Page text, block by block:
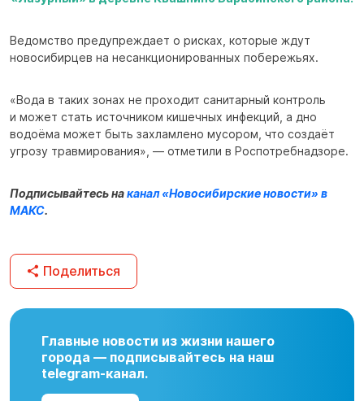
Ведомство предупреждает о рисках, которые ждут
новосибирцев на несанкционированных побережьях.
«Вода в таких зонах не проходит санитарный контроль
и может стать источником кишечных инфекций, а дно
водоёма может быть захламлено мусором, что создаёт
угрозу травмирования», — отметили в Роспотребнадзоре.
Подписывайтесь наканал «Новосибирские новости» в
МАКС.
Поделиться
Главные новости из жизни нашего
города — подписывайтесь на наш
telegram-канал.